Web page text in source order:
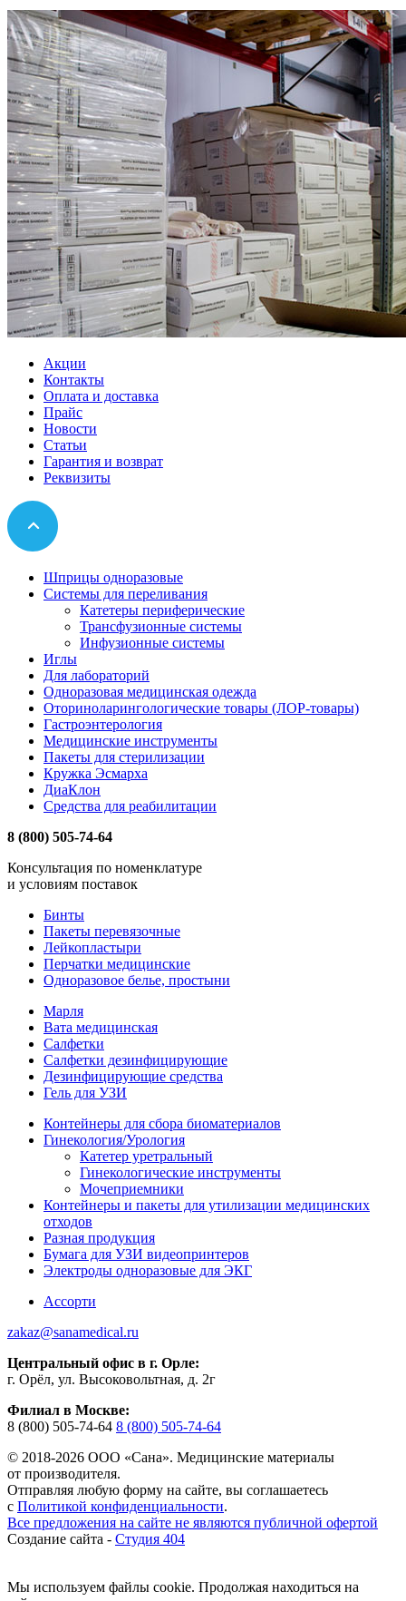
Акции
Контакты
Оплата и доставка
Прайс
Новости
Статьи
Гарантия и возврат
Реквизиты
Шприцы одноразовые
Системы для переливания
Катетеры периферические
Трансфузионные системы
Инфузионные системы
Иглы
Для лабораторий
Одноразовая медицинская одежда
Оториноларингологические товары (ЛОР-товары)
Гастроэнтерология
Медицинские инструменты
Пакеты для стерилизации
Кружка Эсмарха
ДиаКлон
Средства для реабилитации
8 (800) 505-74-64
Консультация по номенклатуре
и условиям поставок
Бинты
Пакеты перевязочные
Лейкопластыри
Перчатки медицинские
Одноразовое белье, простыни
Марля
Вата медицинская
Салфетки
Салфетки дезинфицирующие
Дезинфицирующие средства
Гель для УЗИ
Контейнеры для сбора биоматериалов
Гинекология/Урология
Катетер уретральный
Гинекологические инструменты
Мочеприемники
Контейнеры и пакеты для утилизации медицинских
отходов
Разная продукция
Бумага для УЗИ видеопринтеров
Электроды одноразовые для ЭКГ
Ассорти
zakaz@sanamedical.ru
Центральный офис в г. Орле:
г. Орёл, ул. Высоковольтная, д. 2г
Филиал в Москве:
8 (800) 505-74-64 8 (800) 505-74-64
© 2018-2026 ООО «Сана». Медицинские материалы
от производителя.
Отправляя любую форму на сайте, вы соглашаетесь
с Политикой конфиденциальности.
Все предложения на сайте не являются публичной офертой
Создание сайта - Студия 404
Мы используем файлы cookie. Продолжая находиться на